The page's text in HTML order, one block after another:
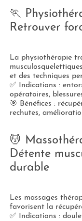
🏃
Retrouver
La physiothérapie
et des techniques
✅ Indications :
opératoires,
🎯 Bénéfices :
rechutes,
💆
Détente
durable
Les massages
favorisent la
✅ Indications :